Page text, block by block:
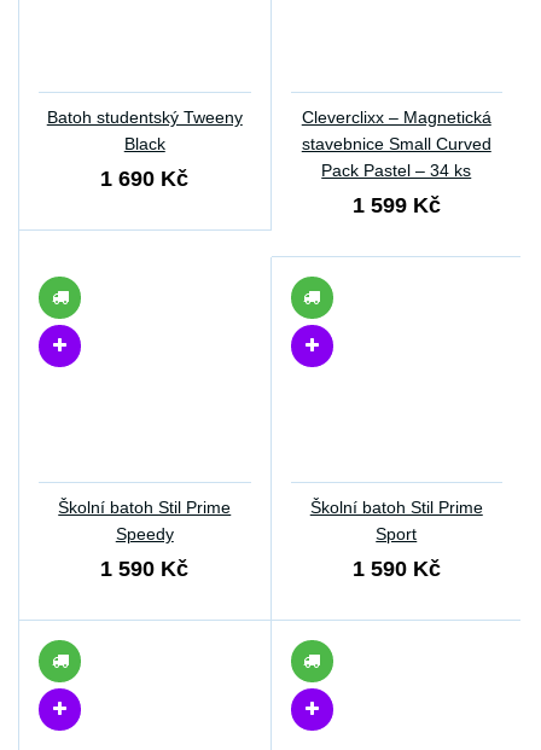
Batoh studentský Tweeny
Black
1 690 Kč
Cleverclixx – Magnetická
stavebnice Small Curved
Pack Pastel – 34 ks
1 599 Kč
Školní batoh Stil Prime
Speedy
1 590 Kč
Školní batoh Stil Prime
Sport
1 590 Kč